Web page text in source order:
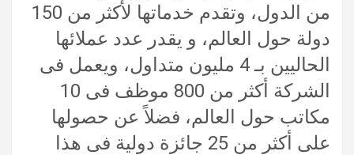
من الدول، وتقدم خدماتها لأكثر من 150
دولة حول العالم، و يقدر عدد عملائها
الحاليين بـ 4 مليون متداول، ويعمل فى
الشركة أكثر من 800 موظف فى 10
مكاتب حول العالم، فضلاً عن حصولها
على أكثر من 25 جائزة دولية فى هذا